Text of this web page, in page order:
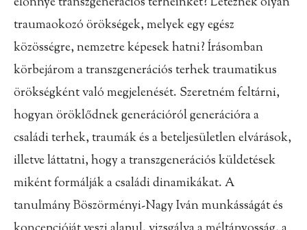
traumaokozó örökségek, melyek egy egész
közösségre, nemzetre képesek hatni? Írásomban
körbejárom a transzgenerációs terhek traumatikus
örökségként való megjelenését. Szeretném feltárni,
hogyan öröklődnek generációról generációra a
családi terhek, traumák és a beteljesületlen elvárások,
illetve láttatni, hogy a transzgenerációs küldetések
miként formálják a családi dinamikákat. A
tanulmány Böszörményi-Nagy Iván munkásságát és